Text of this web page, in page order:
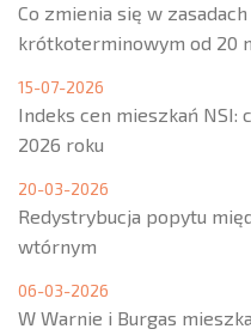
Co zmienia się w
krótkoterminowym od 20
15-07-2026
Indeks cen mieszkań NSI:
2026 roku
20-03-2026
Redystrybucja popytu
wtórnym
06-03-2026
W Warnie i Burgas